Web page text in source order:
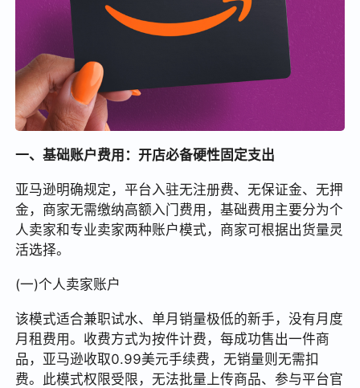
一、基础账户费用：开店必备硬性固定支出
亚马逊明确规定，平台入驻无注册费、无保证金、无押
金，商家无需缴纳高额入门费用，基础费用主要分为个
人卖家和专业卖家两种账户模式，商家可根据出货量灵
活选择。
(一)个人卖家账户
该模式适合兼职试水、单月销量极低的新手，没有月度
月租费用。收费方式为按件计费，每成功售出一件商
品，亚马逊收取0.99美元手续费，无销量则无需扣
费。此模式权限受限，无法批量上传商品、参与平台官